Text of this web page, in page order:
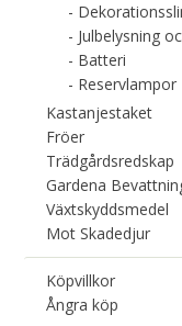
Julbelysning
Batteri
Reservlampor
Kastanjestaket
Fröer
Trädgårdsredskap
Gardena
Växtskyddsmedel
Mot Skadedjur
Köpvillkor
Ångra köp